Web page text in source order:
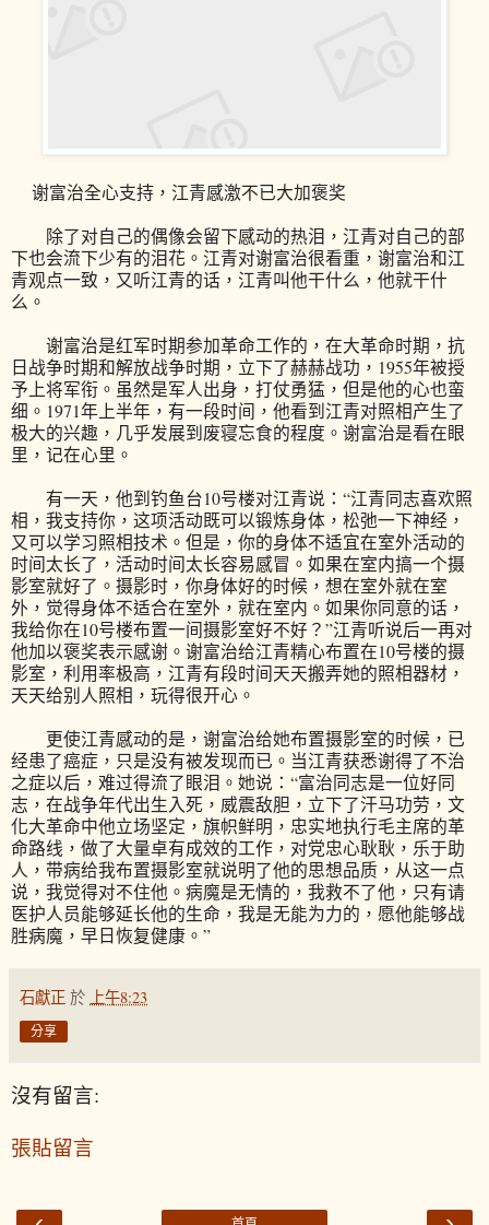
谢富治全心支持，江青感激不已大加褒奖
除了对自己的偶像会留下感动的热泪，江青对自己的部
下也会流下少有的泪花。江青对谢富治很看重，谢富治和江
青观点一致，又听江青的话，江青叫他干什么，他就干什
么。
谢富治是红军时期参加革命工作的，在大革命时期，抗
日战争时期和解放战争时期，立下了赫赫战功，1955年被授
予上将军衔。虽然是军人出身，打仗勇猛，但是他的心也蛮
细。1971年上半年，有一段时间，他看到江青对照相产生了
极大的兴趣，几乎发展到废寝忘食的程度。谢富治是看在眼
里，记在心里。
有一天，他到钓鱼台10号楼对江青说：“江青同志喜欢照
相，我支持你，这项活动既可以锻炼身体，松弛一下神经，
又可以学习照相技术。但是，你的身体不适宜在室外活动的
时间太长了，活动时间太长容易感冒。如果在室内搞一个摄
影室就好了。摄影时，你身体好的时候，想在室外就在室
外，觉得身体不适合在室外，就在室内。如果你同意的话，
我给你在10号楼布置一间摄影室好不好？”江青听说后一再对
他加以褒奖表示感谢。谢富治给江青精心布置在10号楼的摄
影室，利用率极高，江青有段时间天天搬弄她的照相器材，
天天给别人照相，玩得很开心。
更使江青感动的是，谢富治给她布置摄影室的时候，已
经患了癌症，只是没有被发现而已。当江青获悉谢得了不治
之症以后，难过得流了眼泪。她说：“富治同志是一位好同
志，在战争年代出生入死，威震敌胆，立下了汗马功劳，文
化大革命中他立场坚定，旗帜鲜明，忠实地执行毛主席的革
命路线，做了大量卓有成效的工作，对党忠心耿耿，乐于助
人，带病给我布置摄影室就说明了他的思想品质，从这一点
说，我觉得对不住他。病魔是无情的，我救不了他，只有请
医护人员能够延长他的生命，我是无能为力的，愿他能够战
胜病魔，早日恢复健康。”
石獻正 於 上午8:23
分享
沒有留言:
張貼留言